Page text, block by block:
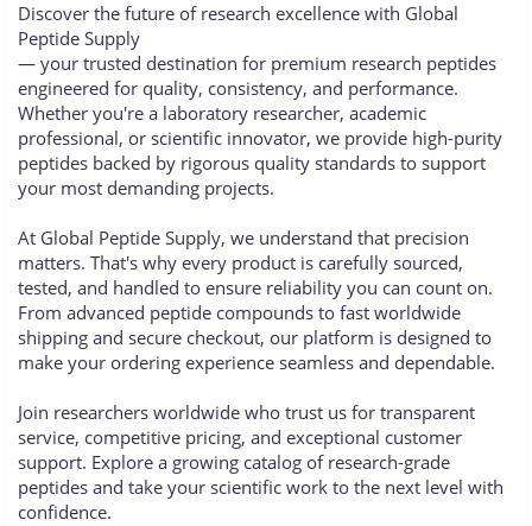
a
r
t
e
r
Discover the future of research excellence with Global
Peptide Supply
— your trusted destination for premium research peptides
engineered for quality, consistency, and performance.
Whether you're a laboratory researcher, academic
professional, or scientific innovator, we provide high-purity
peptides backed by rigorous quality standards to support
your most demanding projects.
At Global Peptide Supply, we understand that precision
matters. That's why every product is carefully sourced,
tested, and handled to ensure reliability you can count on.
From advanced peptide compounds to fast worldwide
shipping and secure checkout, our platform is designed to
make your ordering experience seamless and dependable.
Join researchers worldwide who trust us for transparent
service, competitive pricing, and exceptional customer
support. Explore a growing catalog of research-grade
peptides and take your scientific work to the next level with
confidence.